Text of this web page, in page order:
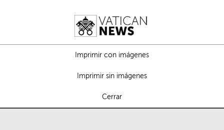
Imprimir con imágenes
Imprimir sin imágenes
Cerrar